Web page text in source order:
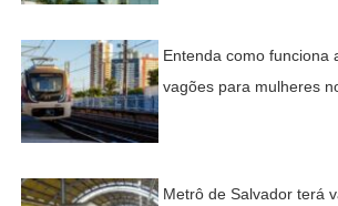
Entenda como funciona
vagões para mulheres
Metrô de Salvador terá